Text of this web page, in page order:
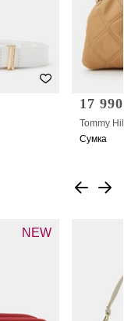
17
Tommy
Сумка
NEW